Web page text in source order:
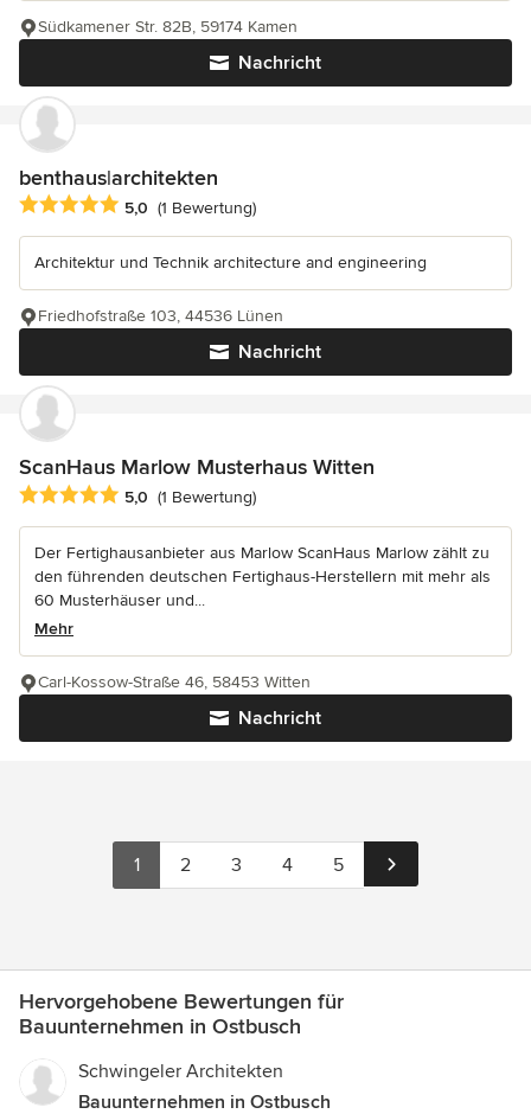
Nachricht
Südkamener Str. 82B, 59174 Kamen
benthaus|architekten
Durchschnittliche Bewertung: 5 von 5 Sternen
5,0 (1 Bewertung)
Architektur und Technik architecture and engineering
Nachricht
Friedhofstraße 103, 44536 Lünen
ScanHaus Marlow Musterhaus Witten
Durchschnittliche Bewertung: 5 von 5 Sternen
5,0 (1 Bewertung)
Der Fertighausanbieter aus Marlow ScanHaus Marlow zählt zu
den führenden deutschen Fertighaus-Herstellern mit mehr als
60 Musterhäuser und...
Mehr
Nachricht
Carl-Kossow-Straße 46, 58453 Witten
1 2 3 4 5
Hervorgehobene Bewertungen für
Bauunternehmen in Ostbusch
Schwingeler Architekten
Bauunternehmen in Ostbusch